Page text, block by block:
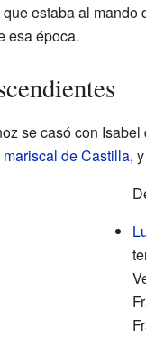
estaba al
esa época.
se casó con
mariscal de Castilla,